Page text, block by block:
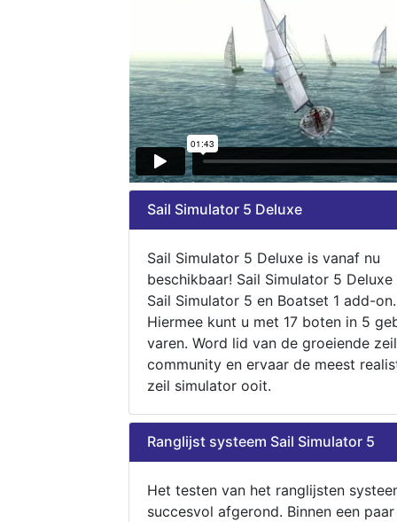
Sail Simulator 5 Deluxe
Sail Simulator 5 Deluxe is vanaf nu
beschikbaar! Sail Simulator 5
Sail Simulator 5 en Boatset 1 add-on.
Hiermee kunt u met 17 boten in 5
varen. Word lid van de groeiende zeil
community en ervaar de meest
zeil simulator ooit.
Ranglijst systeem Sail Simulator 5
Het testen van het ranglijsten
succesvol afgerond. Binnen een